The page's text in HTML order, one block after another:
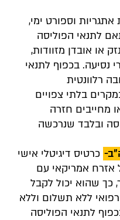
אתגריות וספורט ימי,
לתנאי הפוליסה
או אובדן מזוודות,
נסיעה. בכפוף לתנאי
רלוונטית
בלתי צפויים
מחייבים חזרה
ובלבד שנרכשה
- כרטיס דיגיטלי אישי
אמריקאי עם
כך שהוא יכול לקבל
ללא תשלום וללא
לתנאי הפוליסה